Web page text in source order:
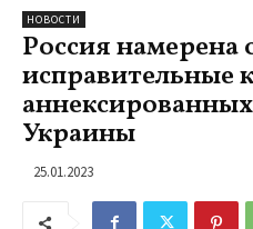
НОВОСТИ
Россия намерена
исправительные
Украины
25.01.2023